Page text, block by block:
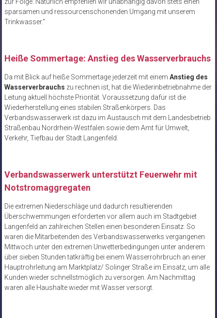
sparsamen und ressourcenschonenden Umgang mit unserem
Trinkwasser.“
Heiße Sommertage: Anstieg des Wasserverbrauchs
Da mit Blick auf heiße Sommertage jederzeit mit einem Anstieg des
Wasserverbrauchs zu rechnen ist, hat die Wiederinbetriebnahme der
Leitung aktuell höchste Priorität. Voraussetzung dafür ist die
Wiederherstellung eines stabilen Straßenkörpers. Das
Verbandswasserwerk ist dazu im Austausch mit dem Landesbetrieb
Straßenbau Nordrhein-Westfalen sowie dem Amt für Umwelt,
Verkehr, Tiefbau der Stadt Langenfeld.
Verbandswasserwerk unterstützt Feuerwehr mit
Notstromaggregaten
Die extremen Niederschläge und dadurch resultierenden
Überschwemmungen erforderten vor allem auch im Stadtgebiet
Langenfeld an zahlreichen Stellen einen besonderen Einsatz. So
waren die Mitarbeitenden des Verbandswasserwerks vergangenen
Mittwoch unter den extremen Unwetterbedingungen unter anderem
über sieben Stunden tatkräftig bei einem Wasserrohrbruch an einer
Hauptrohrleitung am Marktplatz/ Solinger Straße im Einsatz, um alle
Kunden wieder schnellstmöglich zu versorgen. Am Nachmittag
waren alle Haushalte wieder mit Wasser versorgt.